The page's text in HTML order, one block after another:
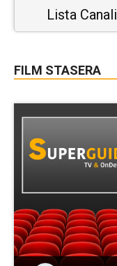
Lista Canali
FILM STASERA